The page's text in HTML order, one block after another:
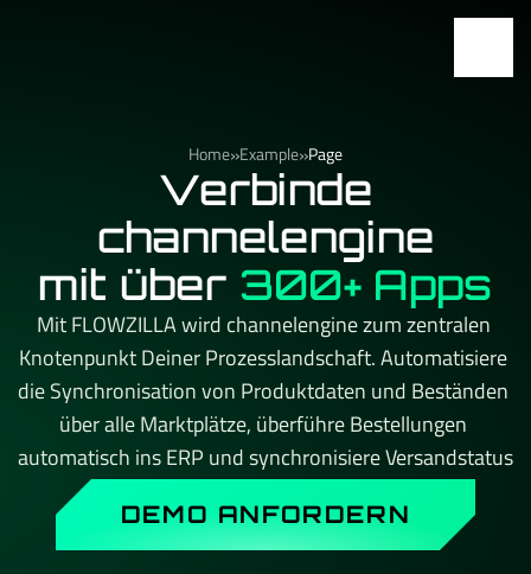
Home»Example»Page
Verbinde
channelengine
mit über 300+ Apps
Mit FLOWZILLA wird channelengine zum zentralen
Knotenpunkt Deiner Prozesslandschaft. Automatisiere
die Synchronisation von Produktdaten und Beständen
über alle Marktplätze, überführe Bestellungen
automatisch ins ERP und synchronisiere Versandstatus
in Echtzeit zurück in alle Kanäle. Kein API-Limit, kein
Aufpreis beim Skalieren – und immer ein persönlicher
Ansprechpartner, der Dein Setup kennt. Made & hosted
DEMO ANFORDERN